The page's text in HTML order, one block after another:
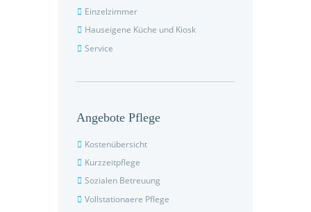
Einzelzimmer
Hauseigene Küche und Kiosk
Service
Angebote Pflege
Kostenübersicht
Kurzzeitpflege
Sozialen Betreuung
Vollstationaere Pflege